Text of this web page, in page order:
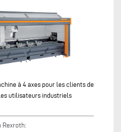
à 4 axes pour les clients de
utilisateurs industriels
Rexroth: